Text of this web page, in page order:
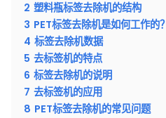
2 塑料瓶标签去除机的结构
3 PET标签去除机是如何工作的？
4 标签去除机数据
5 去标签机的特点
6 标签去除机的说明
7 去标签机的应用
8 PET标签去除机的常见问题